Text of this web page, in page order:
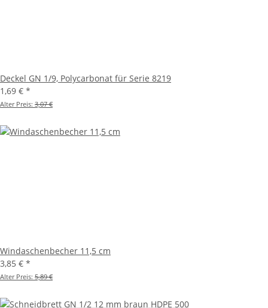
Deckel GN 1/9, Polycarbonat für Serie 8219
1,69 € *
Alter Preis: 3,07 €
Windaschenbecher 11,5 cm
3,85 € *
Alter Preis: 5,89 €